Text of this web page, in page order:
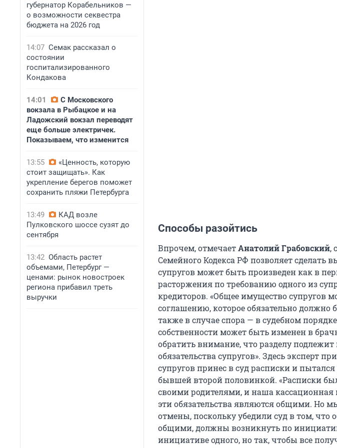
губернатор Корабельников —
о возможности секвестра
бюджета на 2026 год
14:07 Семак рассказал о
состоянии
госпитализированного
Кондакова
14:01
С Московского
вокзала в Рыбацкое и на
Ладожский вокзал переводят
еще больше электричек.
Показываем, что изменится
13:55
«Ценность, которую
стоит защищать». Как
укрепление берегов поможет
сохранить пляжи Петербурга
13:49
КАД возле
Пулковского шоссе сузят до
сентября
13:42 Область растет
объемами, Петербург —
ценами: рынок новостроек
региона прибавил треть
выручки
Способы разойтись
Впрочем, отмечаетАнатолий Грабовский,
Семейного Кодекса РФ позволяет сделать
супругов может быть произведен как в
расторжения по требованию одного из
кредиторов. «Общее имущество супругов
соглашению, которое обязательно должно
также в случае спора — в судебном
собственности может быть изменен в
обратить внимание, что разделу
обязательства супругов». Здесь эксперт
супругов принес в суд расписки и
бывшей второй половинкой. «Расписки
своими родителями, и наша
эти обязательства являются общими. Но
отмены, поскольку убедили суд в том, что
общими, должны возникнуть по
инициативе одного, но так, чтобы все